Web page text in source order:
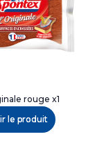
rouge x1
le produit